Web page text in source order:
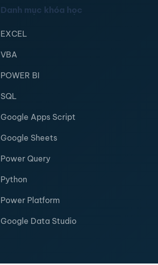
Danh mục khóa học
EXCEL
VBA
POWER BI
SQL
Google Apps Script
Google Sheets
Power Query
Python
Power Platform
Google Data Studio